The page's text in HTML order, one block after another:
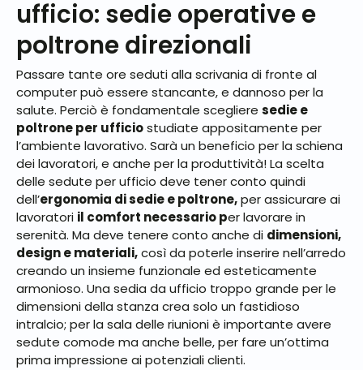
ufficio: sedie operative e
poltrone direzionali
Passare tante ore seduti alla scrivania di fronte al
computer può essere stancante, e dannoso per la
salute. Perciò è fondamentale scegliere sedie e
poltrone per ufficiostudiate appositamente per
l’ambiente lavorativo. Sarà un beneficio per la schiena
dei lavoratori, e anche per la produttività! La scelta
delle sedute per ufficio deve tener conto quindi
dell’ergonomia di sedie e poltrone,per assicurare ai
lavoratori il comfort necessario per lavorare in
serenità. Ma deve tenere conto anche di dimensioni,
design e materiali,così da poterle inserire nell’arredo
creando un insieme funzionale ed esteticamente
armonioso. Una sedia da ufficio troppo grande per le
dimensioni della stanza crea solo un fastidioso
intralcio; per la sala delle riunioni è importante avere
sedute comode ma anche belle, per fare un’ottima
prima impressione ai potenziali clienti.